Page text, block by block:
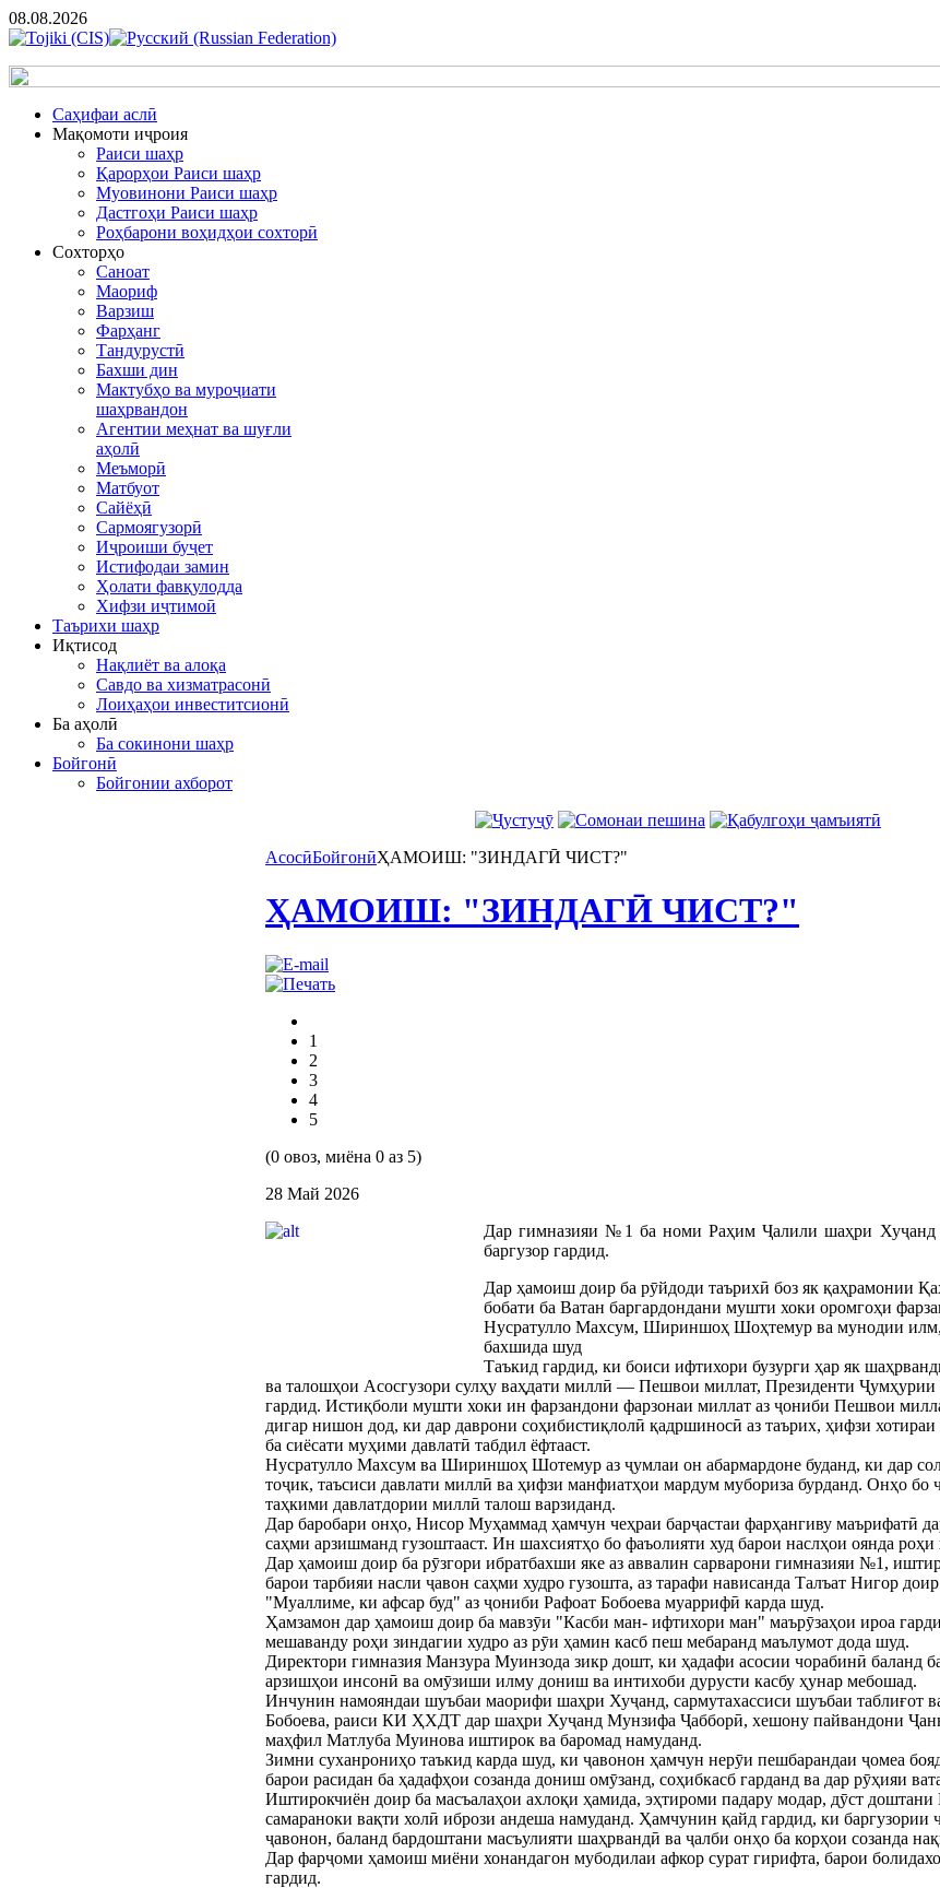
08.08.2026
Cаҳифаи аслӣ
Мақомоти иҷроия
Раиси шаҳр
Қарорҳои Раиси шаҳр
Муовинони Раиси шаҳр
Дастгоҳи Раиси шаҳр
Роҳбарони воҳидҳои сохторӣ
Сохторҳо
Саноат
Маориф
Варзиш
Фарҳанг
Тандурустӣ
Бахши дин
Мактубҳо ва муроҷиати
шаҳрвандон
Агентии меҳнат ва шуғли
аҳолӣ
Меъморӣ
Матбуот
Сайёҳӣ
Сармоягузорӣ
Иҷроиши буҷет
Истифодаи замин
Ҳолати фавқулодда
Хифзи иҷтимоӣ
Таърихи шаҳр
Иқтисод
Нақлиёт ва алоқа
Савдо ва хизматрасонӣ
Лоиҳаҳои инвеститсионӣ
Ба аҳолӣ
Ба сокинони шаҳр
Бойгонӣ
Бойгонии ахборот
АсосӣБойгонӣҲАМОИШ: "ЗИНДАГӢ ЧИСТ?"
ҲАМОИШ: "ЗИНДАГӢ ЧИСТ?"
1
2
3
4
5
(0 овоз, миёна 0 аз 5)
28 Май 2026
Дар гимназияи №1 ба номи Раҳим Ҷалили шаҳри Хуҷанд
баргузор гардид.
Дар ҳамоиш доир ба рӯйдоди таърихӣ боз як қаҳрамонии
бобати ба Ватан баргардондани мушти хоки оромгоҳи
Нусратулло Махсум, Шириншоҳ Шоҳтемур ва мунодии
бахшида шуд
Таъкид гардид, ки боиси ифтихори бузурги ҳар як
ва талошҳои Асосгузори сулҳу ваҳдати миллӣ — Пешвои миллат, Президенти
гардид. Истиқболи мушти хоки ин фарзандони фарзонаи миллат аз ҷониби Пешвои
дигар нишон дод, ки дар даврони соҳибистиқлолӣ қадршиносӣ аз таърих, ҳифзи
ба сиёсати муҳими давлатӣ табдил ёфтааст.
Нусратулло Махсум ва Шириншоҳ Шотемур аз ҷумлаи он абармардоне буданд, ки дар
тоҷик, таъсиси давлати миллӣ ва ҳифзи манфиатҳои мардум мубориза бурданд. Онҳо бо
таҳкими давлатдории миллӣ талош варзиданд.
Дар баробари онҳо, Нисор Муҳаммад ҳамчун чеҳраи барҷастаи фарҳангиву маърифатӣ
саҳми арзишманд гузоштааст. Ин шахсиятҳо бо фаъолияти худ барои наслҳои оянда
Дар ҳамоиш доир ба рӯзгори ибратбахши яке аз аввалин сарварони гимназияи №1,
барои тарбияи насли ҷавон саҳми худро гузошта, аз тарафи нависанда Талъат Нигор
"Муаллиме, ки афсар буд" аз ҷониби Рафоат Бобоева муаррифӣ карда шуд.
Ҳамзамон дар ҳамоиш доир ба мавзӯи "Касби ман- ифтихори ман" маърӯзаҳои ироа
мешаванду роҳи зиндагии худро аз рӯи ҳамин касб пеш мебаранд маълумот дода шуд.
Директори гимназия Манзура Муинзода зикр дошт, ки ҳадафи асосии чорабинӣ баланд
арзишҳои инсонӣ ва омӯзиши илму дониш ва интихоби дурусти касбу ҳунар мебошад.
Инчунин намояндаи шуъбаи маорифи шаҳри Хуҷанд, сармутахассиси шуъбаи таблиғот
Бобоева, раиси КИ ҲХДТ дар шаҳри Хуҷанд Мунзифа Ҷабборӣ, хешону пайвандони
маҳфил Матлуба Муинова иштирок ва баромад намуданд.
Зимни суханрониҳо таъкид карда шуд, ки ҷавонон ҳамчун нерӯи пешбарандаи ҷомеа
барои расидан ба ҳадафҳои созанда дониш омӯзанд, соҳибкасб гарданд ва дар рӯҳияи
Иштирокчиён доир ба масъалаҳои ахлоқи ҳамида, эҳтироми падару модар, дӯст
самараноки вақти холӣ ибрози андеша намуданд. Ҳамчунин қайд гардид, ки
ҷавонон, баланд бардоштани масъулияти шаҳрвандӣ ва ҷалби онҳо ба корҳои созанда
Дар фарҷоми ҳамоиш миёни хонандагон мубодилаи афкор сурат гирифта, барои
гардид.